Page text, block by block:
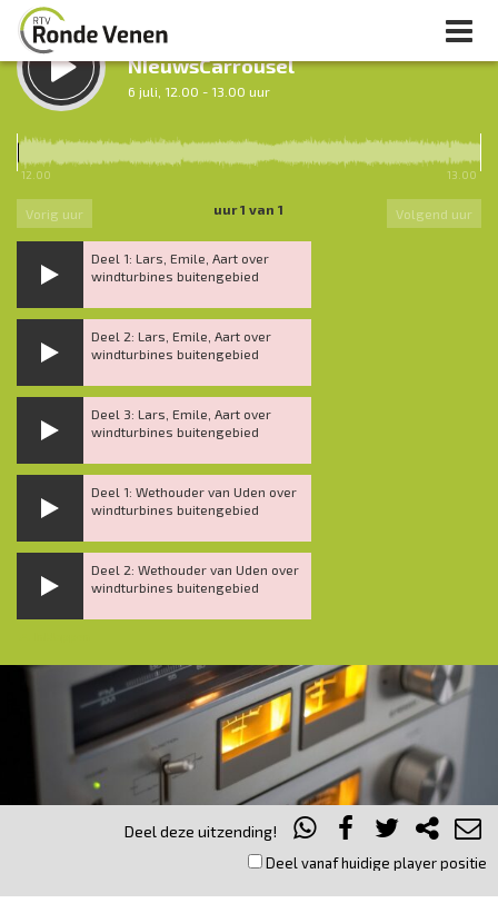
LUISTER TERUG:
NieuwsCarrousel
6 juli, 12.00 - 13.00 uur
Nacht van De Ronde Venen
12.00 13.00
Vorig uur uur 1 van 1 Volgend uur
Deel 1: Lars, Emile, Aart over
windturbines buitengebied
Deel 2: Lars, Emile, Aart over
windturbines buitengebied
Deel 3: Lars, Emile, Aart over
windturbines buitengebied
Deel 1: Wethouder van Uden over
windturbines buitengebied
Deel 2: Wethouder van Uden over
windturbines buitengebied
Deel deze uitzending!
Deel vanaf huidige player positie